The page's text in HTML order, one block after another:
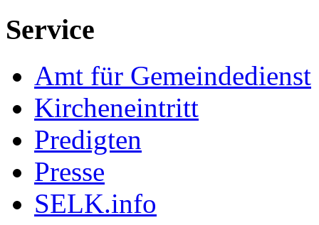
Service
Amt für Gemeindedienst
Kircheneintritt
Predigten
Presse
SELK.info